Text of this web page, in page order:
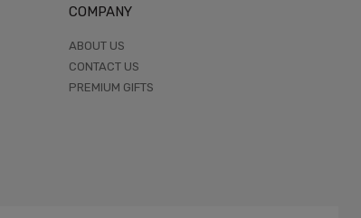
COMPANY
ABOUT US
CONTACT US
PREMIUM GIFTS